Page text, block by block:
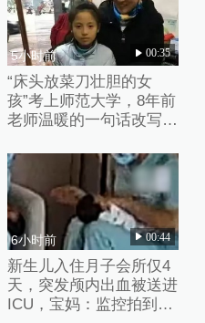
5小时前 00:35
“床头放菜刀壮胆的女
孩”考上师范大学，8年前
老师温暖的一句话改写了
6小时前 00:44
新生儿入住月子会所仅4
天，突发颅内出血被送进
ICU，宝妈：监控拍到护